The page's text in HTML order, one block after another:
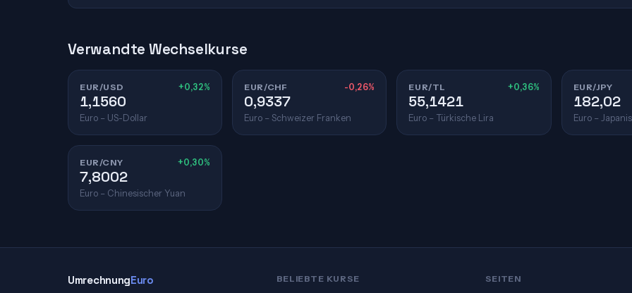
Verwandte Wechselkurse
EUR/USD +0,32%
1,1560
Euro – US-Dollar
EUR/CHF -0,26%
0,9337
Euro – Schweizer Franken
EUR/TL +0,36%
55,1421
Euro – Türkische Lira
EUR/JPY
182,02
Euro –
EUR/CNY +0,30%
7,8002
Euro – Chinesischer Yuan
UmrechnungEuro BELIEBTE KURSE SEITEN